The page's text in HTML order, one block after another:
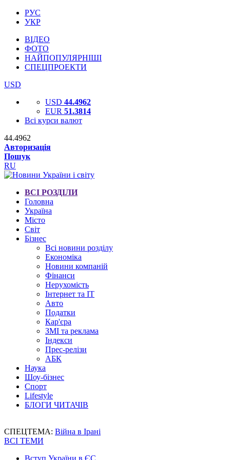
РУС
УКР
ВІДЕО
ФОТО
НАЙПОПУЛЯРНІШІ
СПЕЦПРОЕКТИ
USD
USD 44.4962
EUR 51.3814
Всі курси валют
44.4962
Авторизація
Пошук
RU
ВСІ РОЗДІЛИ
Головна
Україна
Місто
Світ
Бізнес
Всі новини розділу
Економіка
Новини компаній
Фінанси
Нерухомість
Інтернет та IT
Авто
Податки
Кар'єра
ЗМІ та реклама
Індекси
Прес-релізи
АБК
Наука
Шоу-бізнес
Спорт
Lifestyle
БЛОГИ ЧИТАЧІВ
СПЕЦТЕМА: Війна в Ірані
ВСІ ТЕМИ
Вступ України в ЄС